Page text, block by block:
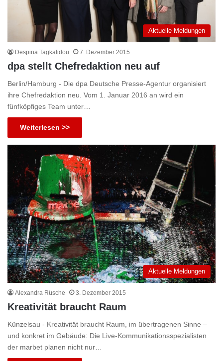
Aktuelle Meldungen
Despina Tagkalidou 7. Dezember 2015
dpa stellt Chefredaktion neu auf
Berlin/Hamburg - Die dpa Deutsche Presse-Agentur organisiert
ihre Chefredaktion neu. Vom 1. Januar 2016 an wird ein
fünfköpfiges Team unter…
Weiterlesen >>
Aktuelle Meldungen
Alexandra Rüsche 3. Dezember 2015
Kreativität braucht Raum
Künzelsau - Kreativität braucht Raum, im übertragenen Sinne –
und konkret im Gebäude: Die Live-Kommunikationsspezialisten
der marbet planen nicht nur…